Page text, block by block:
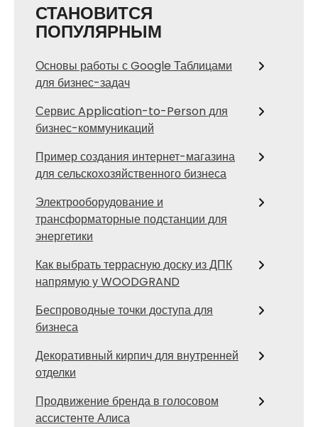
СТАНОВИТСЯ
ПОПУЛЯРНЫМ
Основы работы с Google Таблицами
для бизнес-задач
Сервис Application-to-Person для
бизнес-коммуникаций
Пример создания интернет-магазина
для сельскохозяйственного бизнеса
Электрооборудование и
трансформаторные подстанции для
энергетики
Как выбрать террасную доску из ДПК
напрямую у WOODGRAND
Беспроводные точки доступа для
бизнеса
Декоративный кирпич для внутренней
отделки
Продвижение бренда в голосовом
ассистенте Алиса